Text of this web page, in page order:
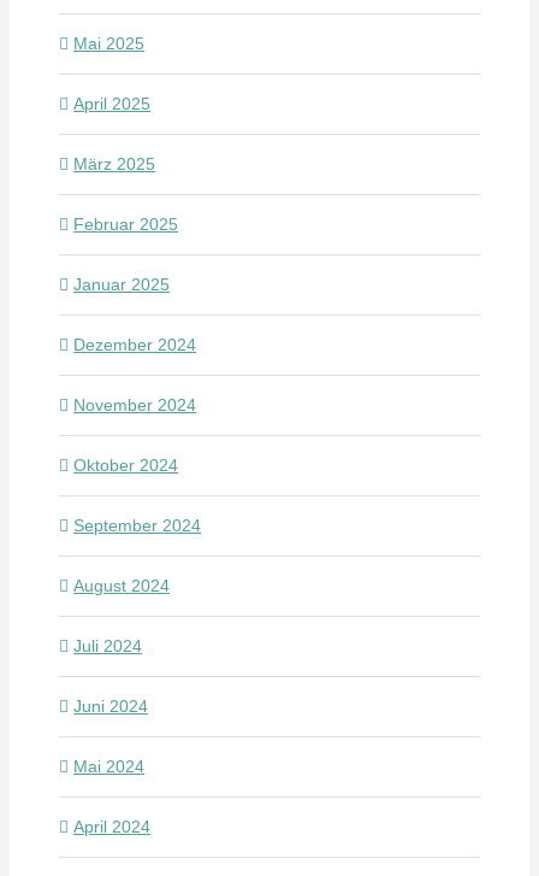
Mai 2025
April 2025
März 2025
Februar 2025
Januar 2025
Dezember 2024
November 2024
Oktober 2024
September 2024
August 2024
Juli 2024
Juni 2024
Mai 2024
April 2024